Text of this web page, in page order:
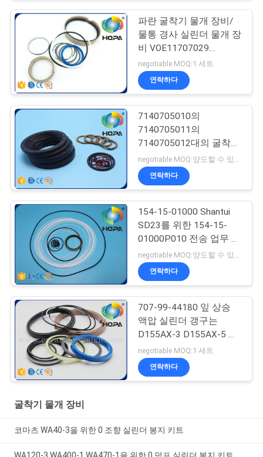
파란 굴착기 물개 장비/
물통 경사 실린더 물개 장
비 VOE11707029
VOE11999892
11707029 11999892
negotiable MOQ:1 세트
연락하다
7140705010의
7140705011의
7140705012대의 굴착기
물개 장비 WA400-3
WA450-3 WA470-3
negotiable MOQ:양도할 수 있는
연락하다
154-15-01000 Shantui
SD23를 위한 154-15-
01000P010 전송 업무 장
비
연락하다
707-99-44180 잎 상승
액압 실린더 갱구는
D155AX-3 D155AX-5 굴
착기를 밀봉합니다
negotiable MOQ:1 세트
연락하다
굴착기 물개 장비
코마츠 WA40-3을 위한 0 조향 실린더 봉지 키트